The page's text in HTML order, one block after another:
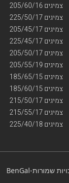
צמיגים 205/60/16
צמיגים 225/50/17
צמיגים 205/45/17
צמיגים 225/45/17
צמיגים 205/50/17
צמיגים 205/55/19
צמיגים 185/65/15
צמיגים 185/60/15
צמיגים 215/50/17
צמיגים 215/55/17
צמיגים 225/40/18